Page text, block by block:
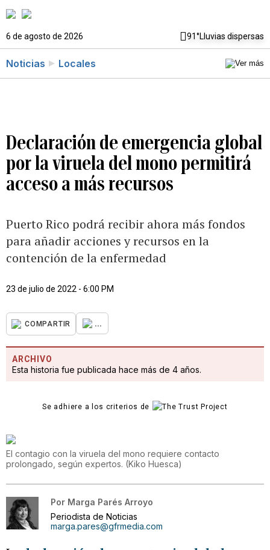
6 de agosto de 2026 91°Lluvias dispersas
Noticias Locales
Declaración de emergencia global
por la viruela del mono permitirá
acceso a más recursos
Puerto Rico podrá recibir ahora más fondos
para añadir acciones y recursos en la
contención de la enfermedad
23 de julio de 2022 - 6:00 PM
COMPARTIR ...
ARCHIVO
Esta historia fue publicada hace más de 4 años.
Se adhiere a los criterios de
El contagio con la viruela del mono requiere contacto
prolongado, según expertos. (Kiko Huesca)
Por Marga Parés Arroyo
Periodista de Noticias
marga.pares@gfrmedia.com